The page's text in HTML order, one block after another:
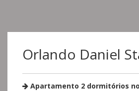
Orlando Daniel
Apartamento 2 dormitórios